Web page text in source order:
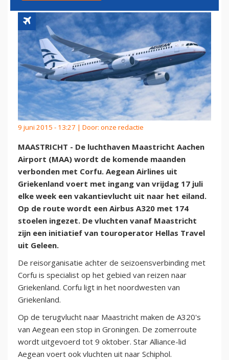
9 juni 2015 - 13:27 | Door: onze redactie
MAASTRICHT - De luchthaven Maastricht Aachen
Airport (MAA) wordt de komende maanden
verbonden met Corfu. Aegean Airlines uit
Griekenland voert met ingang van vrijdag 17 juli
elke week een vakantievlucht uit naar het eiland.
Op de route wordt een Airbus A320 met 174
stoelen ingezet. De vluchten vanaf Maastricht
zijn een initiatief van touroperator Hellas Travel
uit Geleen.
De reisorganisatie achter de seizoensverbinding met
Corfu is specialist op het gebied van reizen naar
Griekenland. Corfu ligt in het noordwesten van
Griekenland.
Op de terugvlucht naar Maastricht maken de A320's
van Aegean een stop in Groningen. De zomerroute
wordt uitgevoerd tot 9 oktober. Star Alliance-lid
Aegean voert ook vluchten uit naar Schiphol.